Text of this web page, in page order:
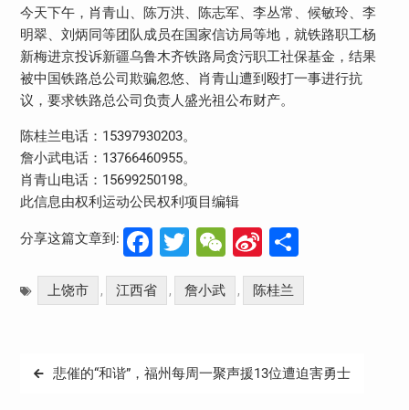
今天下午，肖青山、陈万洪、陈志军、李丛常、候敏玲、李
明翠、刘炳同等团队成员在国家信访局等地，就铁路职工杨
新梅进京投诉新疆乌鲁木齐铁路局贪污职工社保基金，结果
被中国铁路总公司欺骗忽悠、肖青山遭到殴打一事进行抗
议，要求铁路总公司负责人盛光祖公布财产。
陈桂兰电话：15397930203。
詹小武电话：13766460955。
肖青山电话：15699250198。
此信息由权利运动公民权利项目编辑
分享这篇文章到: Facebook
Twitter
WeChat
Sina
Weibo
分
享
上饶市 , 江西省 , 詹小武 , 陈桂兰
文
悲催的“和谐”，福州每周一聚声援13位遭迫害勇士